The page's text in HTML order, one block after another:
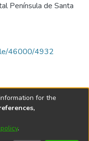
Península de Santa
46000/4932
2026
for the
.